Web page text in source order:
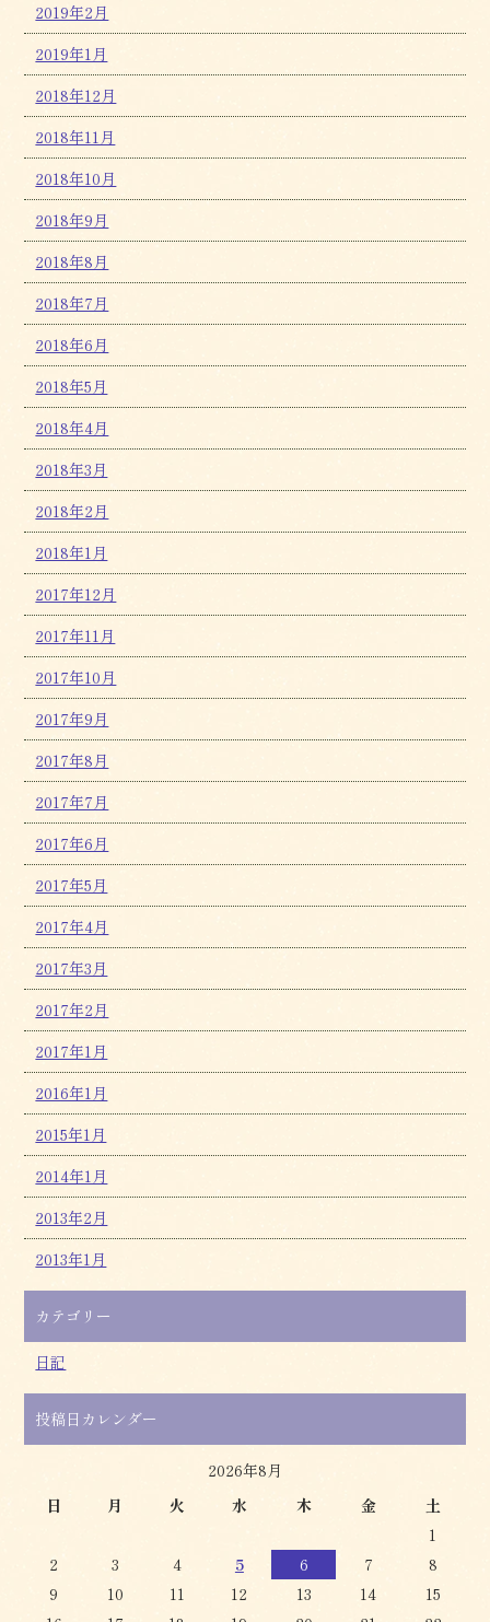
2019年2月
2019年1月
2018年12月
2018年11月
2018年10月
2018年9月
2018年8月
2018年7月
2018年6月
2018年5月
2018年4月
2018年3月
2018年2月
2018年1月
2017年12月
2017年11月
2017年10月
2017年9月
2017年8月
2017年7月
2017年6月
2017年5月
2017年4月
2017年3月
2017年2月
2017年1月
2016年1月
2015年1月
2014年1月
2013年2月
2013年1月
カテゴリー
日記
投稿日カレンダー
2026年8月
日
月 火 水 木 金
土
1
2
3 4 5 6 7
8
9
10 11 12 13 14
15